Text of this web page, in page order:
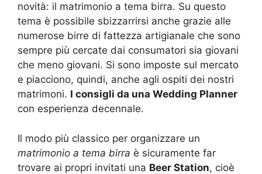
novità: il matrimonio a tema birra. Su questo
tema è possibile sbizzarrirsi anche grazie alle
numerose birre di fattezza artigianale che sono
sempre più cercate dai consumatori sia giovani
che meno giovani. Si sono imposte sul mercato
e piacciono, quindi, anche agli ospiti dei nostri
matrimoni. I consigli da una Wedding Planner
con esperienza decennale.
Il modo più classico per organizzare un
matrimonio a tema birra è sicuramente far
trovare ai propri invitati una Beer Station, cioè